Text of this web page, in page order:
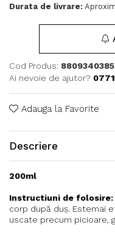
Durata de livrare:
Cod Produs:
Ai nevoie de ajutor?
Adauga la Favorite
Descriere
200ml
Instructiuni de folosire:
corp după duș. Estemai
uscate precum picioare,